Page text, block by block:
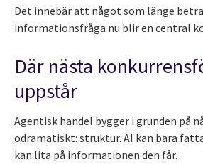
Det innebär att något som länge
informationsfråga nu blir en central
Där nästa
uppstår
Agentisk handel bygger i grunden på
odramatiskt: struktur. AI kan bara
kan lita på informationen den får.